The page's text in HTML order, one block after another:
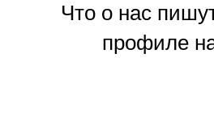
Что о нас
профиле